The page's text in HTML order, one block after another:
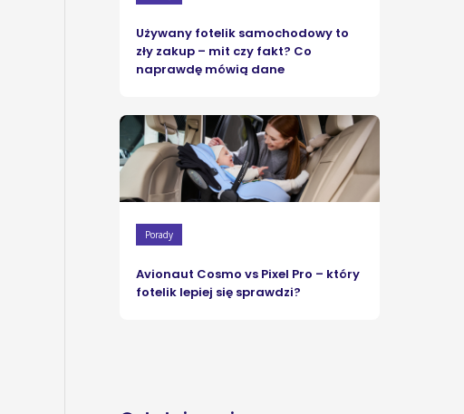
Używany fotelik samochodowy to
zły zakup – mit czy fakt? Co
naprawdę mówią dane
Porady
Avionaut Cosmo vs Pixel Pro – który
fotelik lepiej się sprawdzi?